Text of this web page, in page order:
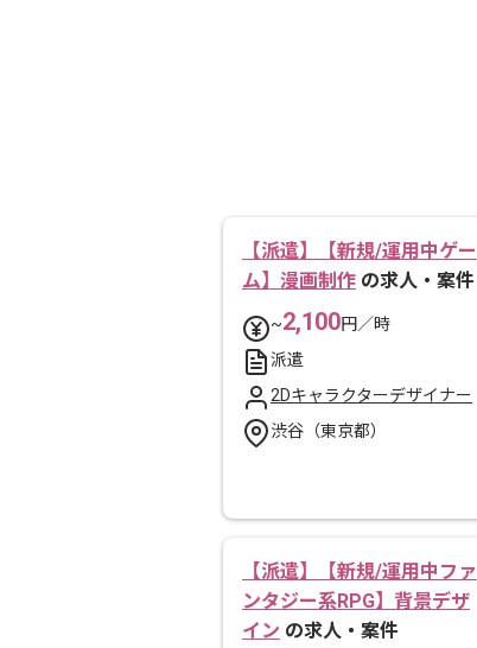
【派遣】【新規/運用中ゲー
ム】漫画制作 の求人・案件
~2,100円／時
派遣
2Dキャラクターデザイナー
渋谷（東京都）
【派遣】【新規/運用中ファ
ンタジー系RPG】背景デザ
イン の求人・案件